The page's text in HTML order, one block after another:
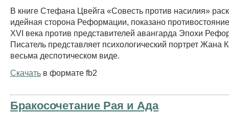
В книге Стефана Цвейга «Совесть против насилия»
идейная сторона Реформации, показано
XVI века против представителей авангарда Эпохи
Писатель представляет психологический портрет Жана
весьма деспотическом виде.
Скачать в формате fb2
Бракосочетание Рая и Ада